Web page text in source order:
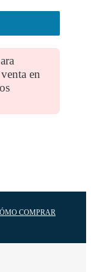
en
COMPRAR